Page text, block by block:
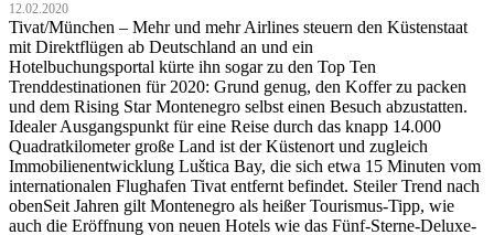
12.02.2020
Tivat/München – Mehr und mehr Airlines steuern den Küstenstaat
mit Direktflügen ab Deutschland an und ein
Hotelbuchungsportal kürte ihn sogar zu den Top Ten
Trenddestinationen für 2020: Grund genug, den Koffer zu packen
und dem Rising Star Montenegro selbst einen Besuch abzustatten.
Idealer Ausgangspunkt für eine Reise durch das knapp 14.000
Quadratkilometer große Land ist der Küstenort und zugleich
Immobilienentwicklung Luštica Bay, die sich etwa 15 Minuten vom
internationalen Flughafen Tivat entfernt befindet. Steiler Trend nach
obenSeit Jahren gilt Montenegro als heißer Tourismus-Tipp, wie
auch die Eröffnung von neuen Hotels wie das Fünf-Sterne-Deluxe-